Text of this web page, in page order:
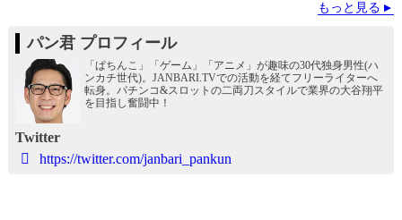
もっと見る
パン君 プロフィール
「ぱちんこ」「ゲーム」「アニメ」が趣味の30代独身男性(ハ
ンカチ世代)。JANBARI.TVでの活動を経てフリーライターへ
転身。パチンコ&スロットの二両刀スタイルで業界の大谷翔平
を目指し奮闘中！
Twitter
https://twitter.com/janbari_pankun